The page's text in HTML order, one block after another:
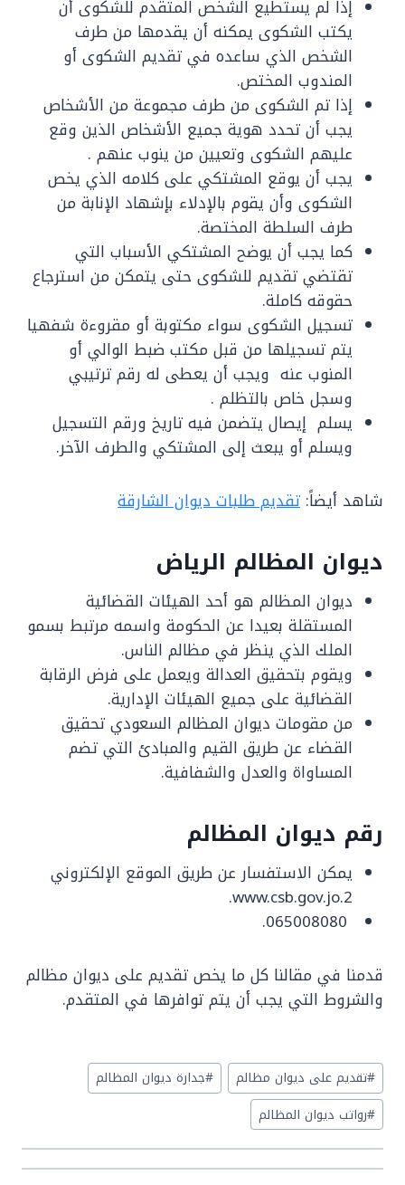
إذا لم يستطيع الشخص المتقدم للشكوى أن
يكتب الشكوى يمكنه أن يقدمها من طرف
الشخص الذي ساعده في تقديم الشكوى أو
المندوب المختص.
إذا تم الشكوى من طرف مجموعة من الأشخاص
يجب أن تحدد هوية جميع الأشخاص الذين وقع
عليهم الشكوى وتعيين من ينوب عنهم .
يجب أن يوقع المشتكي على كلامه الذي يخص
الشكوى وأن يقوم بالإدلاء بإشهاد الإنابة من
طرف السلطة المختصة.
كما يجب أن يوضح المشتكي الأسباب التي
تقتضي تقديم للشكوى حتى يتمكن من استرجاع
حقوقه كاملة.
تسجيل الشكوى سواء مكتوبة أو مقروءة شفهيا
يتم تسجيلها من قبل مكتب ضبط الوالي أو
المنوب عنه ويجب أن يعطى له رقم ترتيبي
وسجل خاص بالتظلم .
يسلم إيصال يتضمن فيه تاريخ ورقم التسجيل
ويسلم أو يبعث إلى المشتكي والطرف الآخر.
شاهد أيضاً: تقديم طلبات ديوان الشارقة
ديوان المظالم الرياض
ديوان المظالم هو أحد الهيئات القضائية
المستقلة بعيدا عن الحكومة واسمه مرتبط بسمو
الملك الذي ينظر في مظالم الناس.
ويقوم بتحقيق العدالة ويعمل على فرض الرقابة
القضائية على جميع الهيئات الإدارية.
من مقومات ديوان المظالم السعودي تحقيق
القضاء عن طريق القيم والمبادئ التي تضم
المساواة والعدل والشفافية.
رقم ديوان المظالم
يمكن الاستفسار عن طريق الموقع الإلكتروني
www.csb.gov.jo.2.
قدمنا في مقالنا كل ما يخص تقديم على ديوان مظالم
والشروط التي يجب أن يتم توافرها في المتقدم.
Post
Tags:
#تقديم على ديوان مظالم #جدارة ديوان المظالم
#رواتب ديوان المظالم